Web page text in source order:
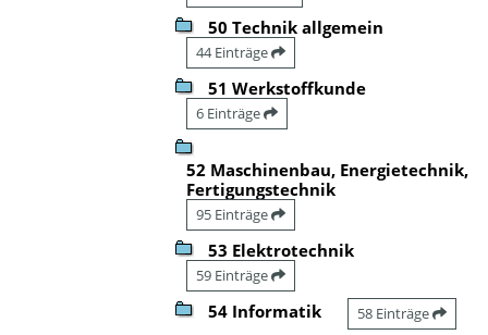
50 Technik allgemein
44 Einträge
51 Werkstoffkunde
6 Einträge
52 Maschinenbau, Energietechnik,
Fertigungstechnik
95 Einträge
53 Elektrotechnik
59 Einträge
54 Informatik 58 Einträge